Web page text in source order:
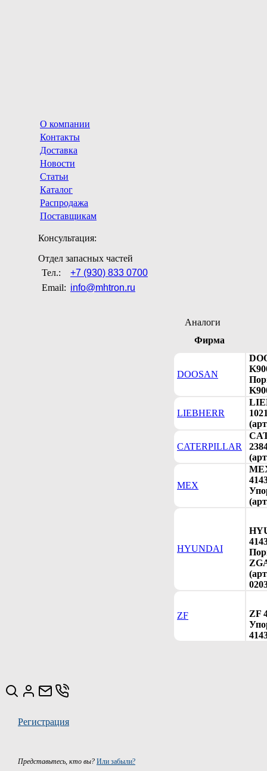
О компании
Контакты
Доставка
Новости
Статьи
Каталог
Распродажа
Поставщикам
Консультация:
Отдел запасных частей
Тел.:
+7 (930) 833 0700
Email: info@mhtron.ru
Аналоги
Фирма
DOOSAN
LIEBHERR
CATERPILLAR
MEX
HYUNDAI
ZF
ZF
Регистрация
Представьтесь, кто вы? Или забыли?